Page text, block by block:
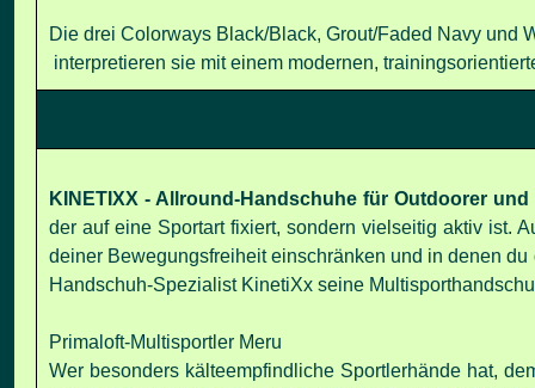
Die drei Colorways Black/Black, Grout/Faded Navy und
interpretieren sie mit einem modernen,
KINETIXX - Allround-Handschuhe für Outdoorer
der auf eine Sportart fixiert, sondern vielseitig aktiv ist.
deiner Bewegungsfreiheit einschränken und in denen
Handschuh-Spezialist KinetiXx seine
Primaloft-Multisportler Meru
Wer besonders kälteempfindliche Sportlerhände hat,